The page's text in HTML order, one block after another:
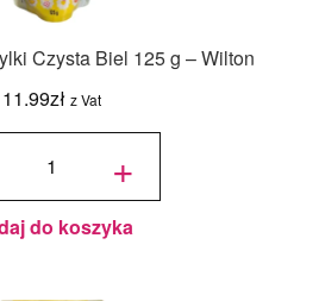
Czysta Biel 125 g – Wilton
11.99zł z Vat
+
do koszyka